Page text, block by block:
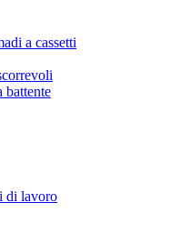
a cassetti
battente
di lavoro